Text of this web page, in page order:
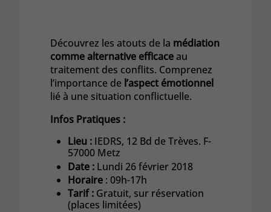
Découvrez les atouts de la médiation
comme alternative efficaceau
traitement des conflits. Comprenez
l’importance de l’aspect émotionnel
lié à une situation conflictuelle.
Infos Pratiques :
Lieu : IEDRS, 12 Bd de Trèves. F-
57000 Metz
Date : Lundi 26 février 2018
Horaire : 09h-17h
Tarif : Gratuit, sur réservation
(places limitées)